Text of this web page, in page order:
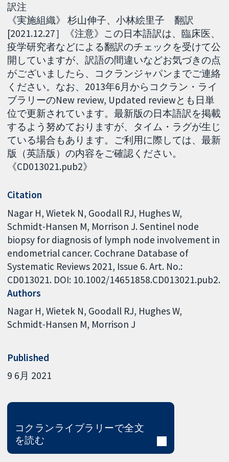
訳注
《実施組織》 杉山伸子、小林絵里子 翻訳
[2021.12.27］《注意》この日本語訳は、臨床医、
疫学研究者などによる翻訳のチェックを受けて公
開していますが、訳語の間違いなどお気づきの点
がございましたら、コクランジャパンまでご連絡
ください。なお、2013年6月からコクラン・ライ
ブラリーのNew review, Updated reviewとも日単
位で更新されています。最新版の日本語訳を掲載
するよう努めておりますが、タイム・ラグが生じ
ている場合もあります。ご利用に際しては、最新
版（英語版）の内容をご確認ください。
《CD013021.pub2》
Citation
Nagar H, Wietek N, Goodall RJ, Hughes W,
Schmidt-Hansen M, Morrison J. Sentinel node
biopsy for diagnosis of lymph node involvement in
endometrial cancer. Cochrane Database of
Systematic Reviews 2021, Issue 6. Art. No.:
CD013021. DOI: 10.1002/14651858.CD013021.pub2.
Authors
Nagar H Wietek N Goodall RJ Hughes W
Schmidt-Hansen M Morrison J
Published
9 6月 2021
コクランライブラリーで全文
を読む